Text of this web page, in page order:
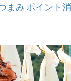
まみ ポイント